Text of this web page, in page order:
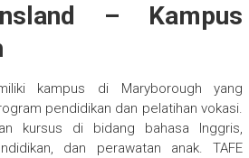
– Kampus
kampus di Maryborough yang
pendidikan dan pelatihan vokasi.
kursus di bidang bahasa Inggris,
dan perawatan anak. TAFE